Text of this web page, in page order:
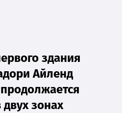
здания
Айленд
зонах